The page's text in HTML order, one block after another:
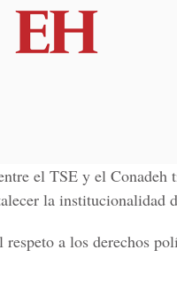
el TSE y el Conadeh
la institucionalidad
a los derechos